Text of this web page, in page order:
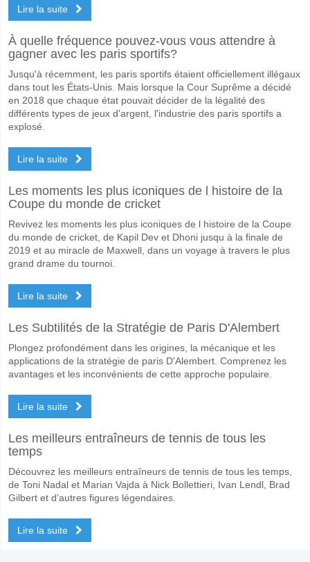
Lire la suite
À quelle fréquence pouvez-vous vous attendre à
gagner avec les paris sportifs?
Jusqu'à récemment, les paris sportifs étaient officiellement illégaux
dans tout les États-Unis. Mais lorsque la Cour Suprême a décidé
en 2018 que chaque état pouvait décider de la légalité des
différents types de jeux d'argent, l'industrie des paris sportifs a
explosé.
Lire la suite
Les moments les plus iconiques de l histoire de la
Coupe du monde de cricket
Revivez les moments les plus iconiques de l histoire de la Coupe
du monde de cricket, de Kapil Dev et Dhoni jusqu à la finale de
2019 et au miracle de Maxwell, dans un voyage à travers le plus
grand drame du tournoi.
Lire la suite
Les Subtilités de la Stratégie de Paris D'Alembert
Plongez profondément dans les origines, la mécanique et les
applications de la stratégie de paris D'Alembert. Comprenez les
avantages et les inconvénients de cette approche populaire.
Lire la suite
Les meilleurs entraîneurs de tennis de tous les
temps
Découvrez les meilleurs entraîneurs de tennis de tous les temps,
de Toni Nadal et Marian Vajda à Nick Bollettieri, Ivan Lendl, Brad
Gilbert et d’autres figures légendaires.
Lire la suite